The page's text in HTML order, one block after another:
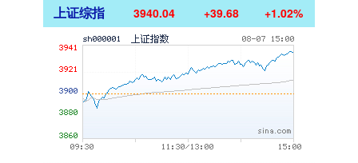
上证综指 3940.04 +39.68 +1.02%